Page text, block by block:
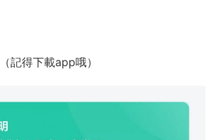
（記得下載app哦）